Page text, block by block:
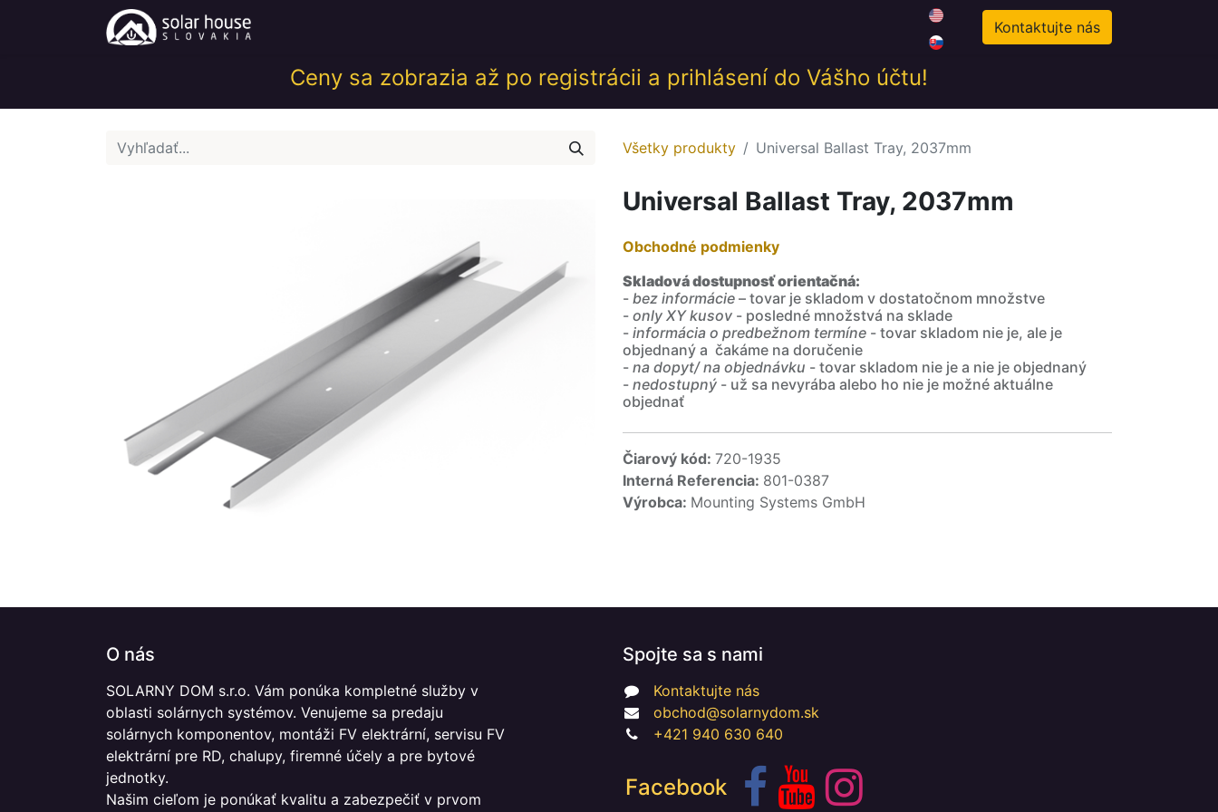
Novinky 0
Kontaktujte nás
Ceny sa zobrazia až po registrácii a prihlásení do Vášho účtu!
Všetky produkty Universal Ballast Tray, 2037mm
Universal Ballast Tray, 2037mm
Obchodné podmienky
Skladová dostupnosť orientačná:
- bez informácie – tovar je skladom v dostatočnom množstve
- only XY kusov - posledné množstvá na sklade
- informácia o predbežnom termíne - tovar skladom nie je, ale je
objednaný a čakáme na doručenie
- na dopyt/ na objednávku - tovar skladom nie je a nie je objednaný
- nedostupný - už sa nevyrába alebo ho nie je možné aktuálne
objednať
Čiarový kód: 720-1935
Interná Referencia: 801-0387
Výrobca: Mounting Systems GmbH
O nás
SOLARNY DOM s.r.o. Vám ponúka kompletné služby v
oblasti solárnych systémov. Venujeme sa predaju
solárnych komponentov, montáži FV elektrární, servisu FV
elektrární pre RD, chalupy, firemné účely a pre bytové
jednotky.
Našim cieľom je ponúkať kvalitu a zabezpečiť v prvom
Spojte sa s nami
Kontaktujte nás
obchod@solarnydom.sk
+421 940 630 640
Facebook